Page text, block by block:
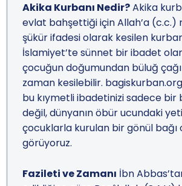
Akika Kurbanı Nedir?Akika
evlat bahşettiği için Allah’a (c.c.)
şükür ifadesi olarak kesilen
İslamiyet’te sünnet bir ibadet
çocuğun doğumundan büluğ
zaman kesilebilir.
bu kıymetli ibadetinizi sadece bir
değil, dünyanın öbür ucundaki
çocuklarla kurulan bir gönül bağı
görüyoruz.
Fazileti ve Zamanı İbn